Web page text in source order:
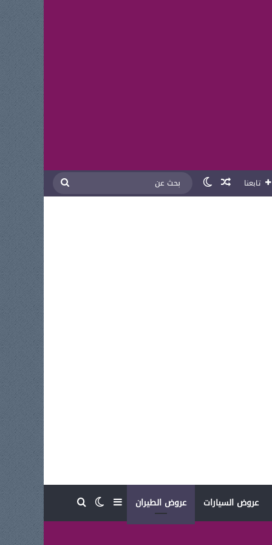
تابعنا مقال عشوائي
الوضع المظلم
بحث
عروض السيارات عروض الطيران إضافة عمود جانبي
الوضع المظلم
بحث عن